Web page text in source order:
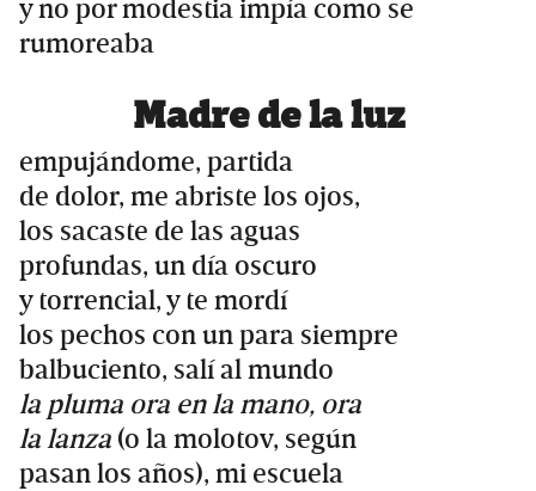
y no por modestia impía como se
rumoreaba
Madre de la luz
empujándome, partida
de dolor, me abriste los ojos,
los sacaste de las aguas
profundas, un día oscuro
y torrencial, y te mordí
los pechos con un para siempre
balbuciento, salí al mundo
la pluma ora en la mano, ora
la lanza (o la molotov, según
pasan los años), mi escuela